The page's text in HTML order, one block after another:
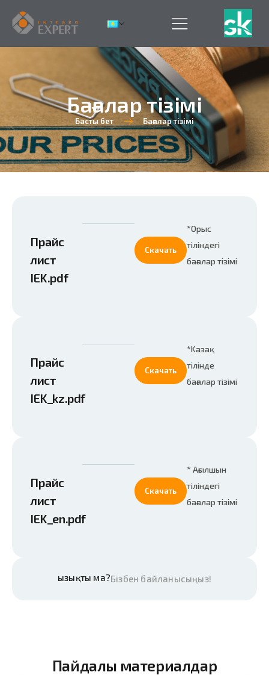
Бағалар тізімі
Басты бет Бағалар тізімі
Прайс
лист
IEK.pdf
Скачать
*Орыс
тіліндегі
бағалар тізімі
Прайс
лист
IEK_kz.pdf
Скачать
*Kазақ
тілінде
бағалар тізімі
Прайс
лист
IEK_en.pdf
Скачать
* Ағылшын
тіліндегі
бағалар тізімі
Қызықты ма?Бізбен байланысыңыз!
Пайдалы материалдар